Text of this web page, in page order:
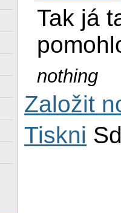
Tak já
nothing
Založit
Tiskni